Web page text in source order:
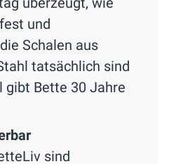
und
Schalen aus
tatsächlich sind
gibt Bette 30 Jahre
sind